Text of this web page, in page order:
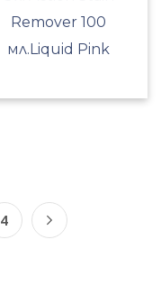
Remover 100
мл.Liquid Pink
4